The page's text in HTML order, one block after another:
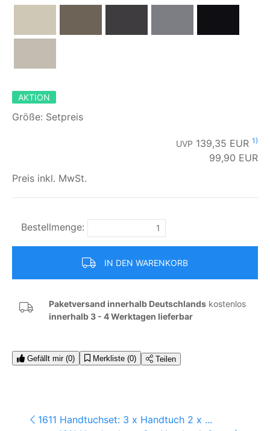
AKTION
Größe: Setpreis
UVP 139,35 EUR 1)
99,90 EUR
Preis inkl. MwSt.
Bestellmenge:
IN DEN WARENKORB
Paketversand innerhalb Deutschlands kostenlos
innerhalb 3 - 4 Werktagen lieferbar
Gefällt mir (0) Merkliste (0) Teilen
1611 Handtuchset: 3 x Handtuch 2 x ...